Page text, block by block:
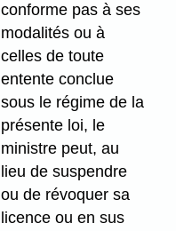
conforme pas à ses
modalités ou à
celles de toute
entente conclue
sous le régime de la
présente loi, le
ministre peut, au
lieu de suspendre
ou de révoquer sa
licence ou en sus